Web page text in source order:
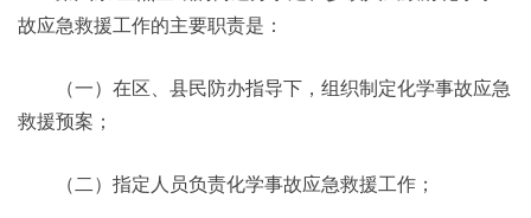
故应急救援工作的主要职责是：
（一）在区、县民防办指导下，组织制定化学事故应急
救援预案；
（二）指定人员负责化学事故应急救援工作；